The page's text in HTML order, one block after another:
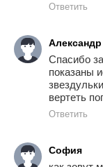
Ответить
Александр
Спасибо
показаны
вертеть
Ответить
София